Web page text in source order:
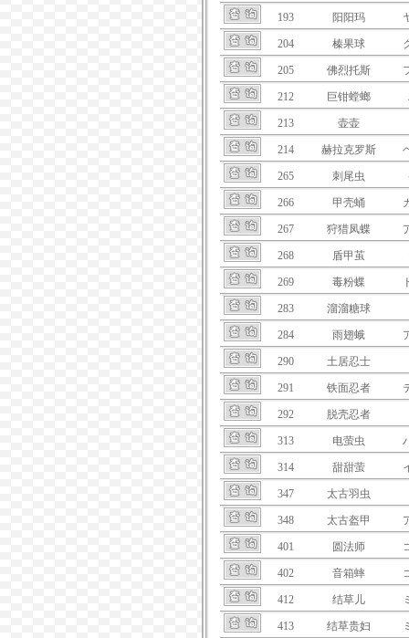
193 阳阳玛
204 榛果球
205 佛烈托斯
212 巨钳螳螂
213 壶壶
214 赫拉克罗斯
265 刺尾虫
266 甲壳蛹
267 狩猎凤蝶
268 盾甲茧
269 毒粉蝶
283 溜溜糖球
284 雨翅蛾
290 土居忍士
291 铁面忍者
292 脱壳忍者
313 电萤虫
314 甜甜萤
347 太古羽虫
348 太古盔甲
401 圆法师
402 音箱蟀
412 结草儿
413 结草贵妇